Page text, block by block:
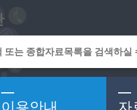
이용안내 자